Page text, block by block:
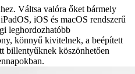
Váltsa valóra őket bármely
iOS és macOS rendszerű
leghordozhatóbb
könnyű kivitelnek, a beépített
billentyűknek köszönhetően